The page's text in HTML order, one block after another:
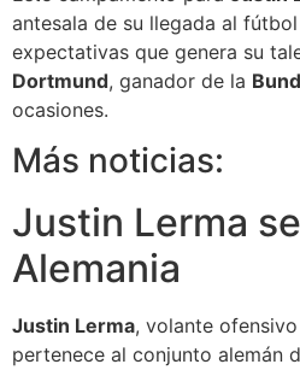
antesala de su llegada al
expectativas que genera su
Dortmund, ganador de la
ocasiones.
Más noticias:
Justin Lerma
Alemania
Justin Lerma, volante
pertenece al conjunto alemán